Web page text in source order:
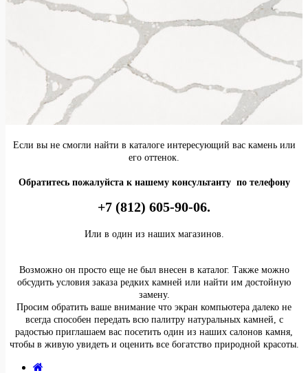
Если вы не смогли найти в каталоге интересующий вас камень или
его оттенок.
Обратитесь пожалуйста к нашему консультанту по телефону
+7 (812) 605-90-06.
Или в один из наших магазинов.
Возможно он просто еще не был внесен в каталог. Также можно
обсудить условия заказа редких камней или найти им достойную
замену.
Просим обратить ваше внимание что экран компьютера далеко не
всегда способен передать всю палитру натуральных камней, с
радостью приглашаем вас посетить один из наших салонов камня,
чтобы в живую увидеть и оценить все богатство природной красоты.